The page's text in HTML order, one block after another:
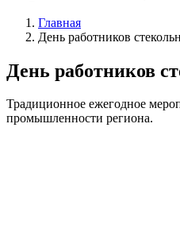
Главная
День работников
День работников
Традиционное ежегодное
промышленности региона.